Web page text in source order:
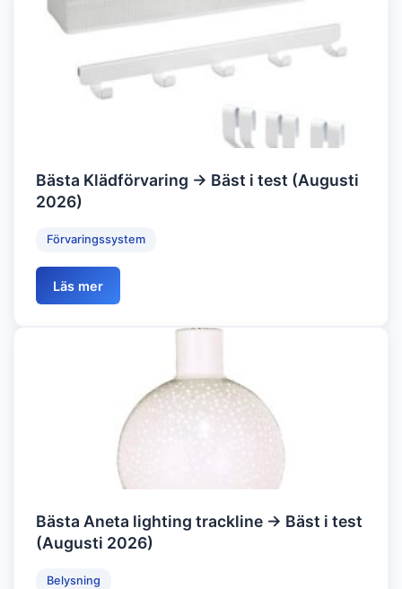
Bästa Klädförvaring → Bäst i test (Augusti
2026)
Förvaringssystem
Läs mer
Bästa Aneta lighting trackline → Bäst i test
(Augusti 2026)
Belysning